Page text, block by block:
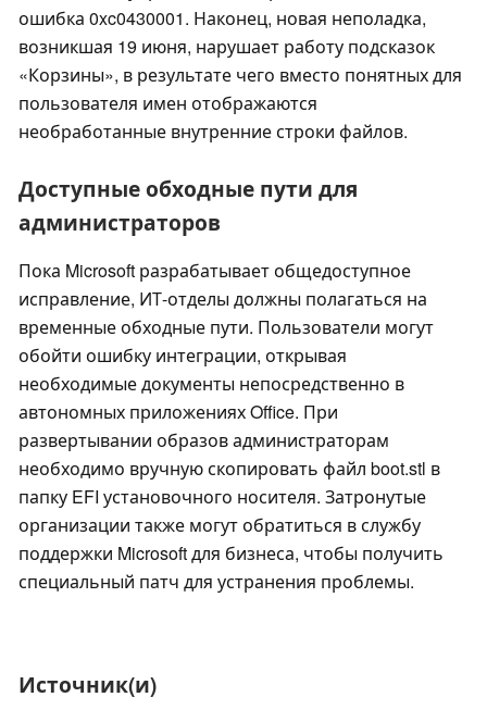
ошибка 0xc0430001. Наконец, новая неполадка,
возникшая 19 июня, нарушает работу подсказок
«Корзины», в результате чего вместо понятных для
пользователя имен отображаются
необработанные внутренние строки файлов.
Доступные обходные пути для
администраторов
Пока Microsoft разрабатывает общедоступное
исправление, ИТ-отделы должны полагаться на
временные обходные пути. Пользователи могут
обойти ошибку интеграции, открывая
необходимые документы непосредственно в
автономных приложениях Office. При
развертывании образов администраторам
необходимо вручную скопировать файл boot.stl в
папку EFI установочного носителя. Затронутые
организации также могут обратиться в службу
поддержки Microsoft для бизнеса, чтобы получить
специальный патч для устранения проблемы.
Источник(и)